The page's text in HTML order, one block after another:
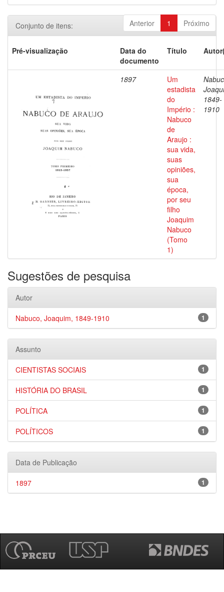
Anterior 1 Próximo
Conjunto de itens:
Pré-visualização
Data do
documento
Título
1897
Um
estadista
do
Império :
Nabuco
de
Araujo :
sua vida,
suas
opiniões,
sua
época,
por seu
filho
Joaquim
Nabuco
(Tomo
1)
1849-
1910
Sugestões de pesquisa
Autor
1
Nabuco, Joaquim, 1849-1910
Assunto
1
CIENTISTAS SOCIAIS
1
HISTÓRIA DO BRASIL
1
POLÍTICA
1
POLÍTICOS
Data de Publicação
1
1897